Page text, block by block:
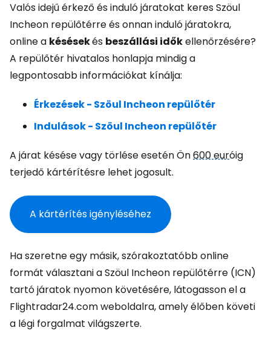
Valós idejű érkező és induló járatokat keres Szöul
Incheon repülőtérre és onnan induló járatokra,
online a késésekés beszállási időkellenőrzésére?
A repülőtér hivatalos honlapja mindig a
legpontosabb információkat kínálja:
Érkezések - Szöul Incheon repülőtér
Indulások - Szöul Incheon repülőtér
A járat késése vagy törlése esetén Ön600 euróig
terjedő kártérítésre lehet jogosult.
A kártérítés igényléséhez
Ha szeretne egy másik, szórakoztatóbb online
formát választani a Szöul Incheon repülőtérre (ICN)
tartó járatok nyomon követésére, látogasson el a
Flightradar24.com weboldalra, amely élőben követi
a légi forgalmat világszerte.